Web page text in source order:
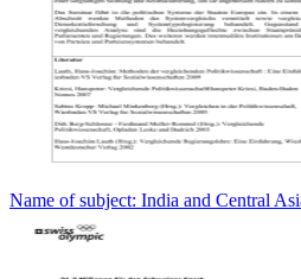
Name of subject: India and Central